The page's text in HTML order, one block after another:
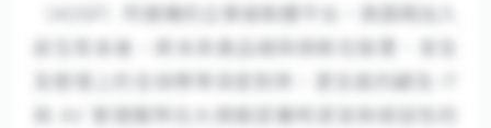
（AOSP）所建構的企業級軟體平台。奧圖碼加入
該生態系後，將未來產品線與微軟在裝置、安全
及管理上的全球標準深度對齊，更全面的顧及 IT
與 AV 管理團隊在大規模部署時資安與相容性的